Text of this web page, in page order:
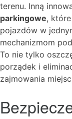
terenu. Inną
parkingowe,
pojazdów w
mechanizmom
To nie tylko
porządek i
zajmowania